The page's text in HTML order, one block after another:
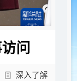
问
深入了解